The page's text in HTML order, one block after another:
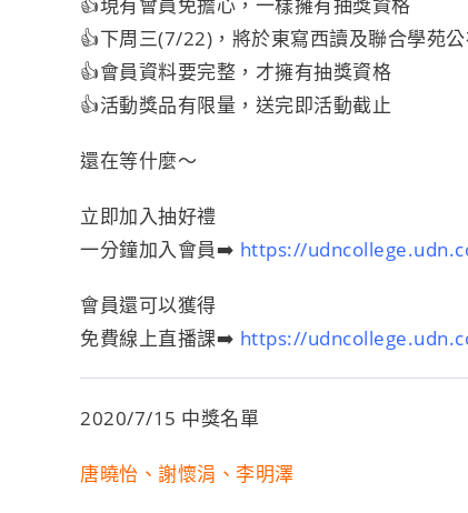
👍下周三(7/22)，將於東寫西讀及聯合學苑
👍會員資料要完整，才擁有抽獎資格
👍活動獎品有限量，送完即活動截止
還在等什麼～
立即加入抽好禮
一分鐘加入會員➡️ https://
會員還可以獲得
免費線上直播課➡️ https://
2020/7/15 中獎名單
唐曉怡、謝懷涓、李明澤